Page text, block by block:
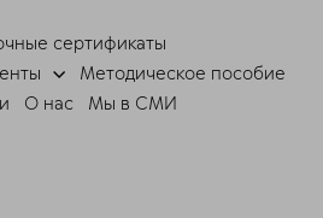
сертификаты
Методическое пособие
О нас Мы в СМИ
любой удобный